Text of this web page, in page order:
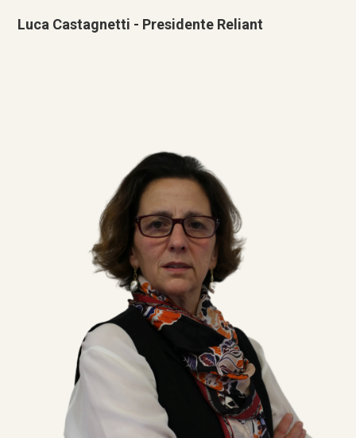
Luca Castagnetti - Presidente Reliant